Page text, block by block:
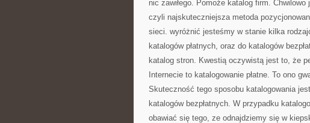
nic zawiłego. Pomoże katalog firm.
czyli najskuteczniejsza metoda
sieci. wyróżnić jesteśmy w stanie kilka
katalogów płatnych, oraz do katalogów
katalog stron. Kwestią oczywistą jest to, że
Internecie to katalogowanie płatne. To ono
Skuteczność tego sposobu katalogowania
katalogów bezpłatnych. W przypadku
obawiać się tego, ze odnajdziemy się w